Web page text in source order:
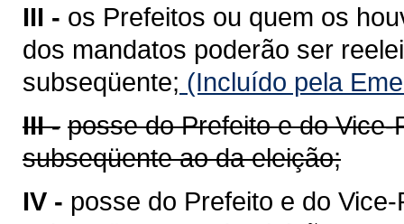
III - os Prefeitos ou quem os
dos mandatos poderão ser
subseqüente; (Incluído pela
III - posse do Prefeito e do
subseqüente ao da eleição;
IV - posse do Prefeito e do